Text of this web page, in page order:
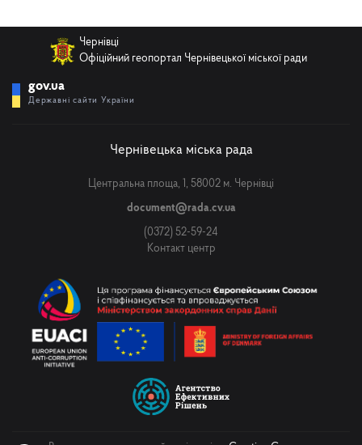
Чернівці
Офіційний геопортал Чернівецької міської ради
gov.ua
Державні сайти України
Чернівецька міська рада
Центральна площа, 1, 58002 м. Чернівці
document@rada.cv.ua
(0372) 52-59-24
Контакт центр